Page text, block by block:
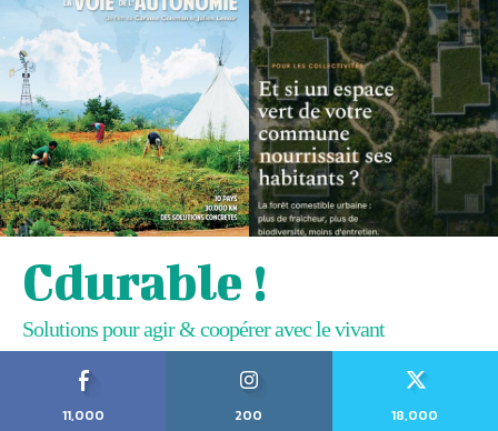
Cdurable !
Solutions pour agir & coopérer avec le vivant
11,000
200
18,000